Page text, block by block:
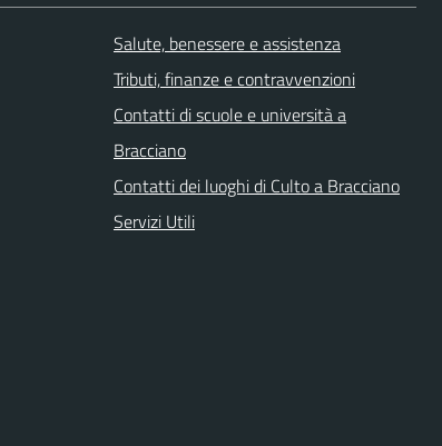
Salute, benessere e assistenza
Tributi, finanze e contravvenzioni
Contatti di scuole e università a
Bracciano
Contatti dei luoghi di Culto a Bracciano
Servizi Utili